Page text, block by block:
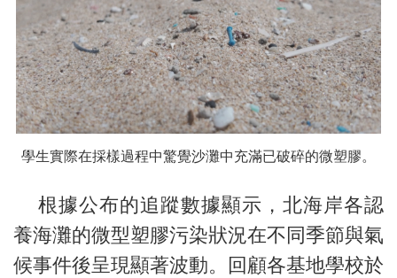
學生實際在採樣過程中驚覺沙灘中充滿已破碎的微塑膠。
根據公布的追蹤數據顯示，北海岸各認
養海灘的微型塑膠污染狀況在不同季節與氣
候事件後呈現顯著波動。回顧各基地學校於